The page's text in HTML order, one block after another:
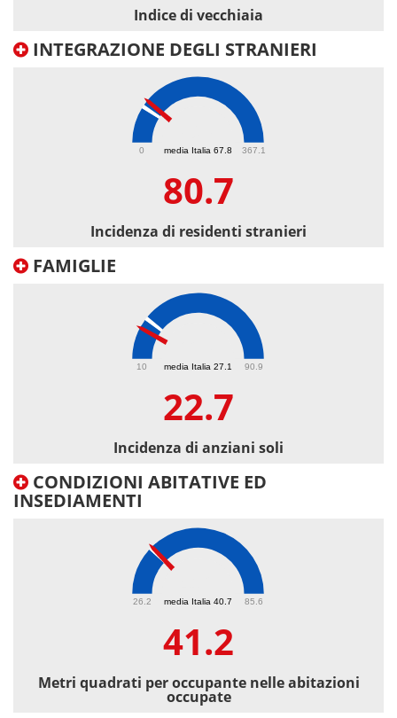
Indice di vecchiaia
INTEGRAZIONE DEGLI STRANIERI
media Italia 67.8
0 367.1
80.7
Incidenza di residenti stranieri
FAMIGLIE
media Italia 27.1
10 90.9
22.7
Incidenza di anziani soli
CONDIZIONI ABITATIVE ED
INSEDIAMENTI
media Italia 40.7
26.2 85.6
41.2
Metri quadrati per occupante nelle abitazioni
occupate